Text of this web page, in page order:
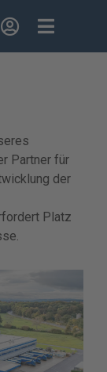
Partner für
der
Platz